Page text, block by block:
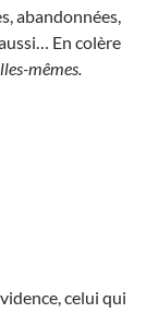
abandonnées,
En colère
mêmes.
celui qui